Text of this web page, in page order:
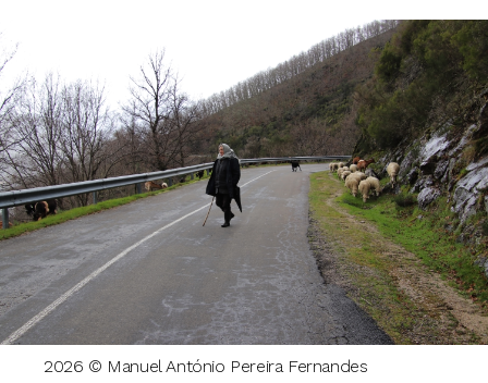
2026 © Manuel António Pereira Fernandes